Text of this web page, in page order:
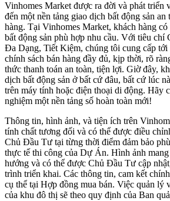
Vinhomes Market được ra đời và phát triển
đến một nền tảng giao dịch bất động sản
hàng. Tại Vinhomes Market, khách hàng
bất động sản phù hợp nhu cầu. Với tiêu
Đa Dạng, Tiết Kiệm, chúng tôi cung cấp tới
chính sách bán hàng đầy đủ, kịp thời, rõ
thức thanh toán an toàn, tiện lợi. Giờ đây,
dịch bất động sản ở bất cứ đâu, bất cứ lúc
trên máy tính hoặc điện thoại di động. Hãy
nghiệm một nền tảng số hoàn toàn mới!
Thông tin, hình ảnh, và tiện ích trên
tính chất tương đối và có thể được điều
Chủ Đầu Tư tại từng thời điểm đảm bảo
thực tế thi công của Dự Án. Hình ảnh
hướng và có thể được Chủ Đầu Tư cập
trình triển khai. Các thông tin, cam kết
cụ thể tại Hợp đồng mua bán. Việc quản lý
của khu đô thị sẽ theo quy định của Ban